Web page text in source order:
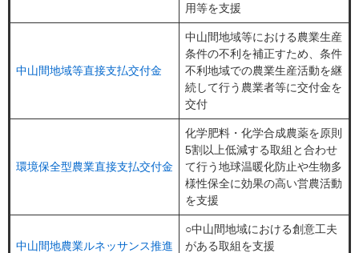
用等を支援
中山間地域等直接支払交付金
中山間地域等における農業生産
条件の不利を補正すため、条件
不利地域での農業生産活動を継
続して行う農業者等に交付金を
交付
環境保全型農業直接支払交付金
化学肥料・化学合成農薬を原則
5割以上低減する取組と合わせ
て行う地球温暖化防止や生物多
様性保全に効果の高い営農活動
を支援
中山間地農業ルネッサンス推進
○中山間地域における創意工夫
がある取組を支援